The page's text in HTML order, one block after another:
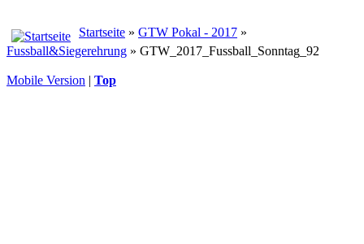
Startseite » GTW Pokal - 2017 »
Fussball&Siegerehrung » GTW_2017_Fussball_Sonntag_92
Mobile Version | Top